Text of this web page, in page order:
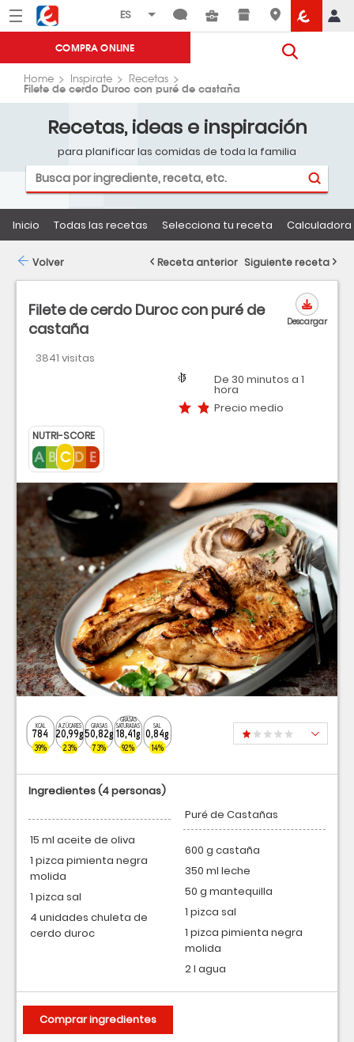
Menú Eroski
COMPRA ONLINE
Home Inspirate Recetas
Filete de cerdo Duroc con puré de castaña
Recetas, ideas e inspiración
para planificar las comidas de toda la familia
Inicio Todas las recetas Selecciona tu receta
Filete de cerdo Duroc con puré de
castaña
3841 visitas
De 30 minutos a 1
hora
Precio medio
NUTRI-SCORE
Descargar
KCAL
784
39%
AZÚCARES
20,99g
23%
GRASAS
50,82g
73%
GRASAS
SATURADAS
18,41g
92%
SAL
0,84g
14%
Ingredientes(4 personas)
15 ml aceite de oliva
1 pizca pimienta negra
molida
1 pizca sal
4 unidades chuleta de
cerdo duroc
Puré de Castañas
600 g castaña
350 ml leche
50 g mantequilla
1 pizca sal
1 pizca pimienta negra
molida
2 l agua
Comprar ingredientes
Volver Receta anterior Siguiente receta